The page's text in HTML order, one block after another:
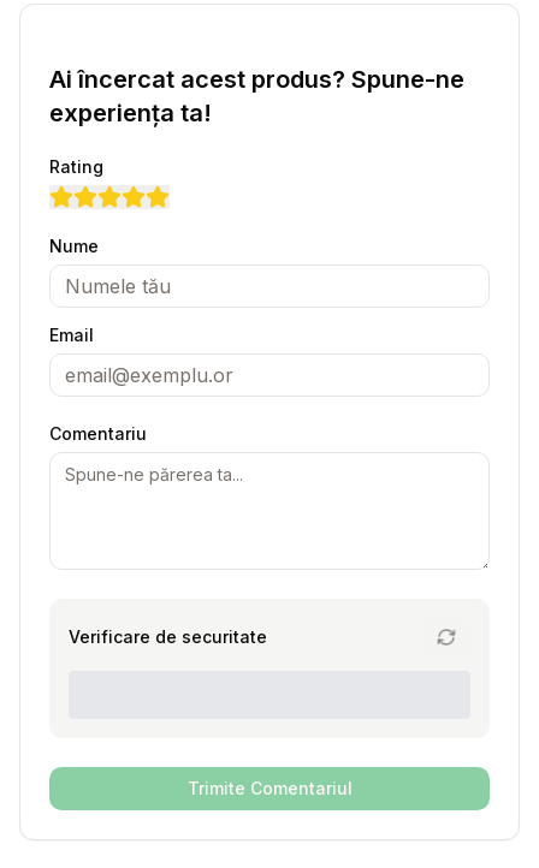
Ai încercat acest produs? Spune-ne
experiența ta!
Rating
Nume
Email
Comentariu
Verificare de securitate
Trimite Comentariul